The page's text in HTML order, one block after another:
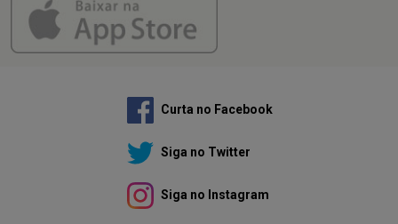
Curta no Facebook
Siga no Twitter
Siga no Instagram